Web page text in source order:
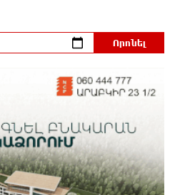
1 օր առաջ
Երևանում․ Կիևյան կամրջի
է տղամարդու մարմին
գյուղում տանը 18-ամյա աղջկա
1 օր առաջ